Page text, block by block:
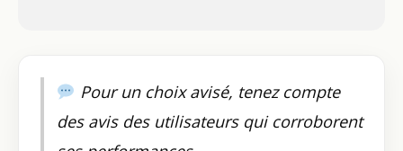
Pour un choix avisé, tenez compte
des avis des utilisateurs qui corroborent